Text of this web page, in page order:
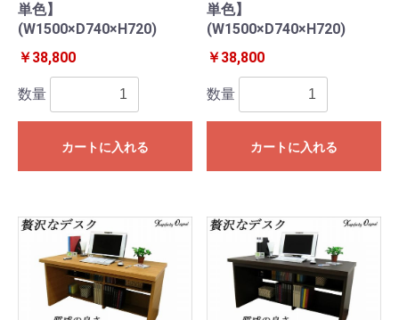
単色】
(W1500×D740×H720)
￥38,800
数量
カートに入れる
単色】
(W1500×D740×H720)
￥38,800
数量
カートに入れる